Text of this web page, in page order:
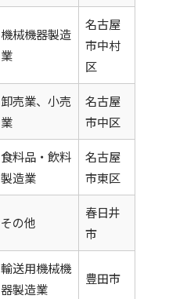
機械機器製造
業
名古屋
市中村
区
卸売業、小売
業
名古屋
市中区
食料品・飲料
製造業
名古屋
市東区
その他
春日井
市
輸送用機械機
器製造業
豊田市